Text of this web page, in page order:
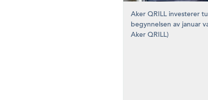
Aker QRILL investerer
begynnelsen av januar
Aker QRILL)